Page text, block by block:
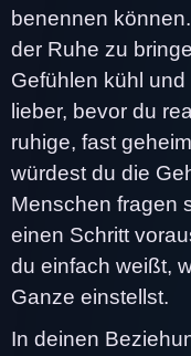
benennen
der Ruhe zu
Gefühlen kühl
lieber, bevor du
ruhige, fast
würdest du die
Menschen fragen
einen Schritt
du einfach weißt,
Ganze einstellst.
In deinen